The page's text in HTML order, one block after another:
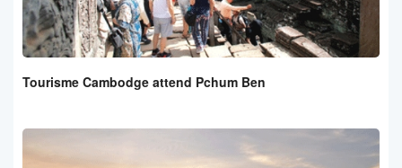
Tourisme Cambodge attend Pchum Ben